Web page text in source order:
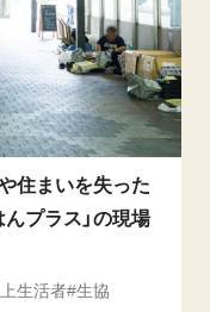
住まいを失った
プラス」の現場
生活者 生協